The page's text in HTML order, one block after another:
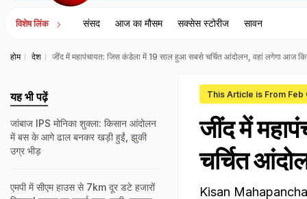
विशेष लिंक संसद आज का मौसम सक्सेस स्टोरीज सावन
होम देश जींद में महापंचायत: जिस कंडेला में 19 साल हुआ सबसे चर्चित आंदोलन, वहां लगेगा आज
This Article is From Feb
जींद में
चर्चित
Kisan
यह भी पढ़ें
जांबाज IPS मोनिका शुक्ला: किसान आंदोलन
में बस के आगे ढाल बनकर खड़ी हुईं, झुकी
उग्र भीड़
एमपी में सीएम हाउस से 7km दूर डटे हजारों